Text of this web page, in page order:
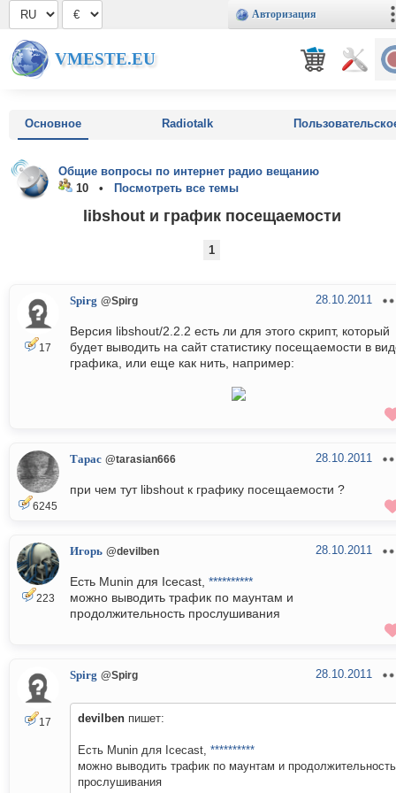
Авторизация
VMESTE.EU
Основное Radiotalk
Общие вопросы по интернет радио вещанию
10 •
Посмотреть все темы
libshout и график посещаемости
1
17
Spirg @Spirg 28.10.2011
Версия libshout/2.2.2 есть ли для этого скрипт, который
будет выводить на сайт статистику посещаемости в
графика, или еще как нить, например:
6245
Тарас @tarasian666 28.10.2011
при чем тут libshout к графику посещаемости ?
223
Игорь @devilben 28.10.2011
Есть Munin для Icecast, **********
можно выводить трафик по маунтам и
продолжительность прослушивания
17
Spirg @Spirg 28.10.2011
devilben пишет:
Есть Munin для Icecast, **********
можно выводить трафик по маунтам и продолжительность
прослушивания